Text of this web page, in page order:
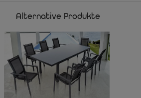
Alternative Produkte